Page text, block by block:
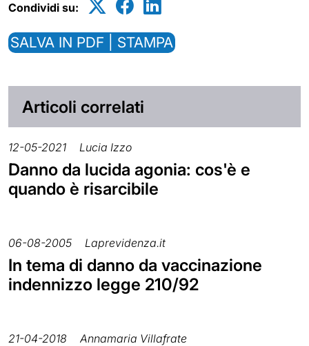
Condividi su:
SALVA IN PDF | STAMPA
Articoli correlati
12-05-2021 Lucia Izzo
Danno da lucida agonia: cos'è e
quando è risarcibile
06-08-2005 Laprevidenza.it
In tema di danno da vaccinazione
indennizzo legge 210/92
21-04-2018 Annamaria Villafrate